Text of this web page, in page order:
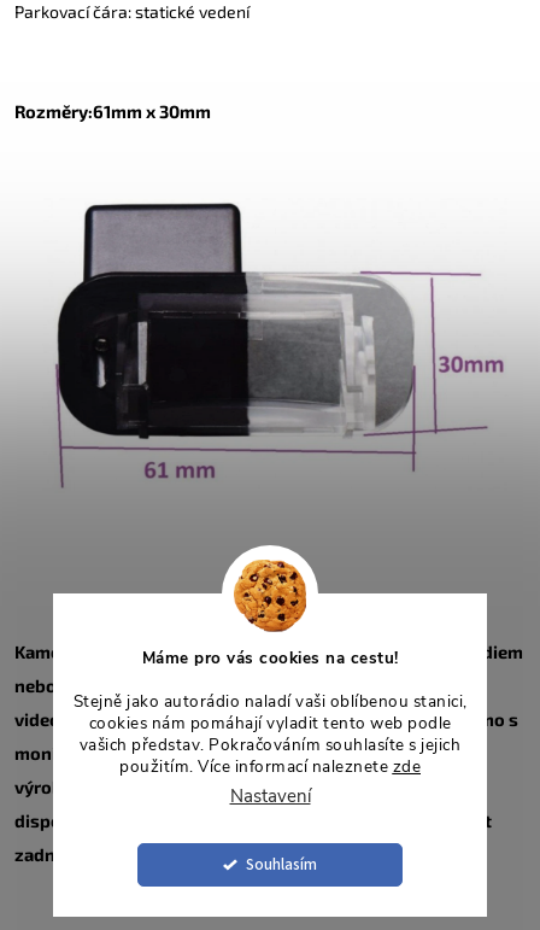
Máme pro vás cookies na cestu!
Stejně jako autorádio naladí vaši oblíbenou stanici,
cookies nám pomáhají vyladit tento web podle
vašich představ. Pokračováním souhlasíte s jejich
použitím. Více informací naleznete zde
Nastavení
Souhlasím
Parkovací čára: statické vedení
Rozměry:61mm x 30mm
Kamera je kompatibilní pouze s aftermarketovým autorádiem
nebo monitorem s CINCH výstupem, které přijímají
videosignál z této kamery. Kamera NEBUDE fungovat přímo s
monitory nebo hlavními jednotkami namontovanými z
výroby. Budete potřebovat adaptér rozhraní (pokud je k
dispozici) pro tovární hlavní jednotku, který bude přijímat
zadní kameru z poprodejního zařízení.